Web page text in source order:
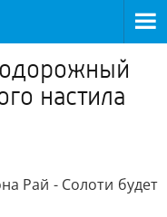
настила
Рай - Солоти будет